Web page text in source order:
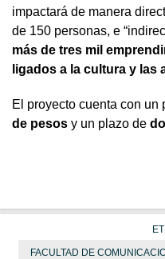
impactará de manera
de 150 personas, e
más de tres mil
ligados a la cultura y las
El proyecto cuenta con un
de pesos y un plazo de
FACULTAD DE